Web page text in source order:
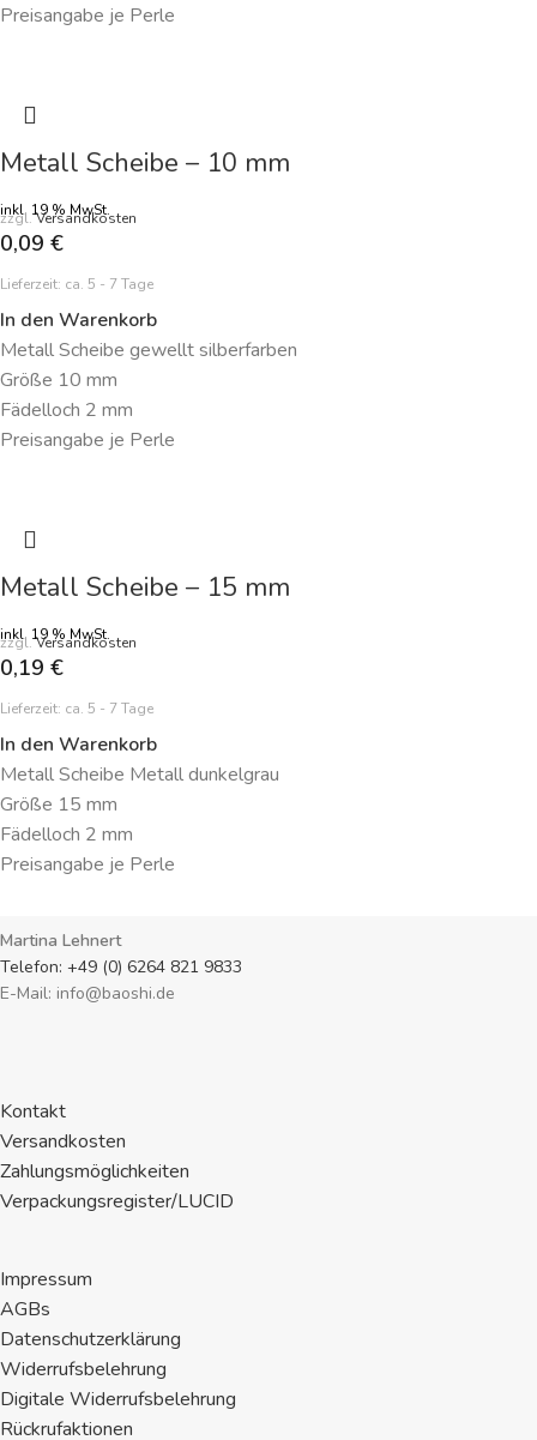
Preisangabe je Perle
Metall Scheibe – 10 mm
inkl. 19 % MwSt.
zzgl.Versandkosten
0,09 €
Lieferzeit: ca. 5 - 7 Tage
In den Warenkorb
Metall Scheibe gewellt silberfarben
Größe 10 mm
Fädelloch 2 mm
Preisangabe je Perle
Metall Scheibe – 15 mm
inkl. 19 % MwSt.
zzgl.Versandkosten
0,19 €
Lieferzeit: ca. 5 - 7 Tage
In den Warenkorb
Metall Scheibe Metall dunkelgrau
Größe 15 mm
Fädelloch 2 mm
Preisangabe je Perle
Martina Lehnert
Telefon: +49 (0) 6264 821 9833
E-Mail: info@baoshi.de
Kontakt
Versandkosten
Zahlungsmöglichkeiten
Verpackungsregister/LUCID
Impressum
AGBs
Datenschutzerklärung
Widerrufsbelehrung
Digitale Widerrufsbelehrung
Rückrufaktionen